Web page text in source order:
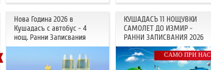
Нова Година 2026 в
Кушадасъ с автобус - 4
нощ. Ранни Записвания
КУШАДАСЪ 11 НОЩУВКИ
САМОЛЕТ ДО ИЗМИР -
РАННИ ЗАПИСВАНИЯ 2026
САМО ПРИ НАС